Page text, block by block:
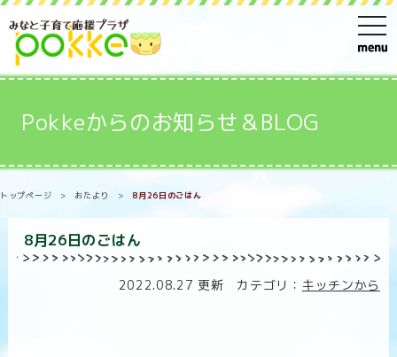
t
o
g
n
Pokkeからのお知らせ＆BLOG
トップページ > おたより >8月26日のごはん
8月26日のごはん
2022.08.27 更新 カテゴリ： キッチンから